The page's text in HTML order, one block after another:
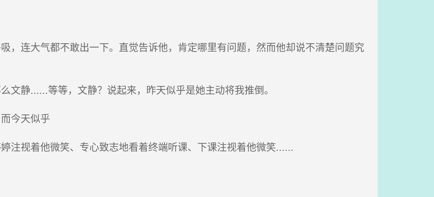
，连大气都不敢出一下。直觉告诉他，肯定哪里有问题，然而他却说不清楚问题究
静......等等，文静？说起来，昨天似乎是她主动将我推倒。
今天似乎
注视着他微笑、专心致志地看着终端听课、下课注视着他微笑......